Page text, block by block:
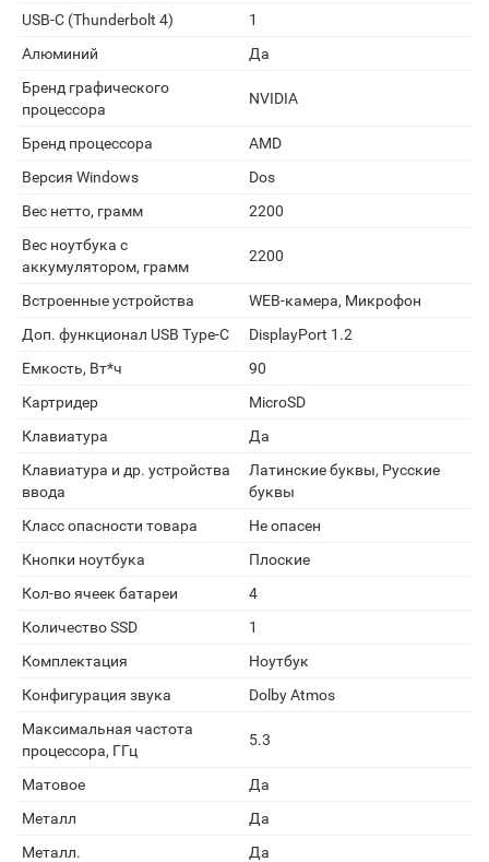
USB-C (Thunderbolt 4)
1
Алюминий
Да
Бренд графического
процессора
NVIDIA
Бренд процессора
AMD
Версия Windows
Dos
Вес нетто, грамм
2200
Вес ноутбука с
аккумулятором, грамм
2200
Встроенные устройства
WEB-камера, Микрофон
Доп. функционал USB Type-C
DisplayPort 1.2
Емкость, Вт*ч
90
Картридер
MicroSD
Клавиатура
Да
Клавиатура и др. устройства
ввода
Латинские буквы, Русские
буквы
Класс опасности товара
Не опасен
Кнопки ноутбука
Плоские
Кол-во ячеек батареи
4
Количество SSD
1
Комплектация
Ноутбук
Конфигурация звука
Dolby Atmos
Максимальная частота
процессора, ГГц
5.3
Матовое
Да
Металл
Да
Металл.
Да